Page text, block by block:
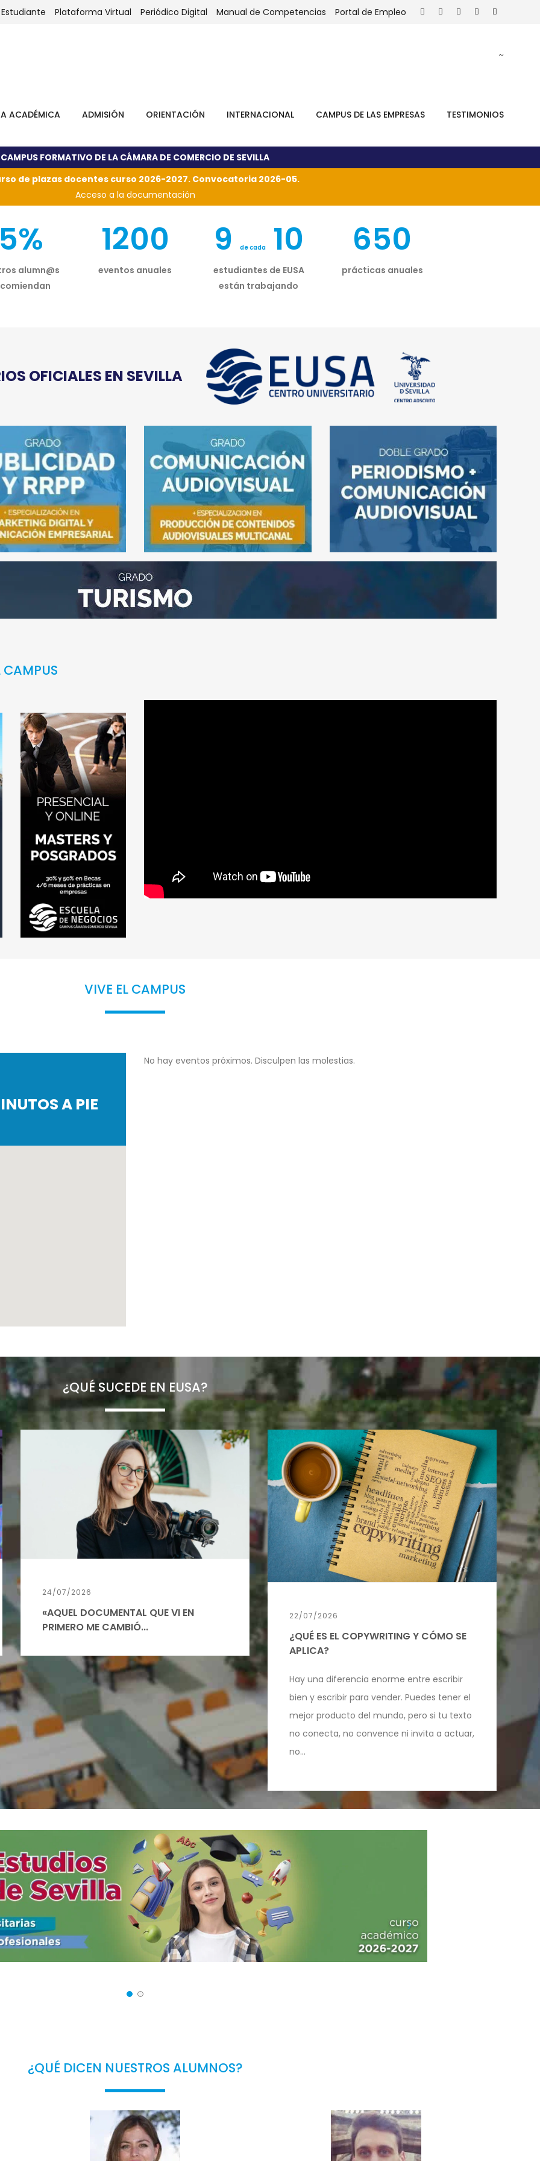
Plataforma Virtual Periódico Digital Manual de Competencias Portal de Empleo
ACADÉMICA ADMISIÓN ORIENTACIÓN INTERNACIONAL CAMPUS DE LAS EMPRESAS TESTIMONIOS
CAMPUS FORMATIVO DE LA CÁMARA DE COMERCIO DE SEVILLA
de plazas docentes curso 2026-2027. Convocatoria 2026-05.
Acceso a la documentación
alumn@s
1200
eventos anuales
9 de cada10
estudiantes de EUSA
están trabajando
650
prácticas anuales
OFICIALES EN SEVILLA
CAMPUS
VIVE EL CAMPUS
A PIE
No hay eventos próximos. Disculpen las molestias.
¿QUÉ SUCEDE EN EUSA?
24/07/2026
«AQUEL DOCUMENTAL QUE VI EN
PRIMERO ME CAMBIÓ...
22/07/2026
¿QUÉ ES EL COPYWRITING Y CÓMO SE
APLICA?
Hay una diferencia enorme entre escribir
bien y escribir para vender. Puedes tener el
mejor producto del mundo, pero si tu texto
no conecta, no convence ni invita a actuar,
no...
¿QUÉ DICEN NUESTROS ALUMNOS?